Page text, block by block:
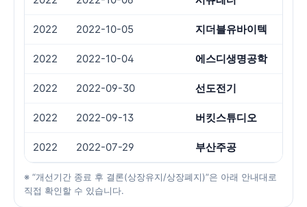
2022 2022-10-05 지더블유바이텍
2022 2022-10-04 에스디생명공학
2022 2022-09-30 선도전기
2022 2022-09-13 버킷스튜디오
2022 2022-07-29 부산주공
※ “개선기간 종료 후 결론(상장유지/상장폐지)”은 아래 안내대로
직접 확인할 수 있습니다.